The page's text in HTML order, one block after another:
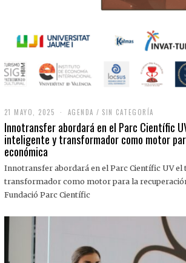
21 MAYO, 2025
M
A
Y
,
0
2
AGENDA / SIN CATEGORÍA
Innotransfer abordará en el Parc Científic
inteligente y transformador como motor
económica
Innotransfer abordará en el Parc Científic UV
transformador como motor para la
Fundació Parc Científic